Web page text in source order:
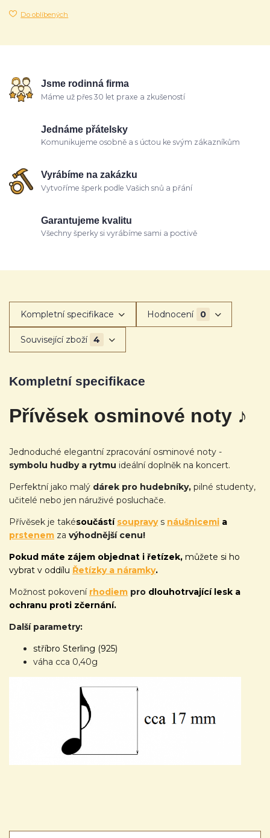
Do oblíbených
Jsme rodinná firma
Máme už přes 30 let praxe a zkušeností
Jednáme přátelsky
Komunikujeme osobně a s úctou ke svým zákazníkům
Vyrábíme na zakázku
Vytvoříme šperk podle Vašich snů a přání
Garantujeme kvalitu
Všechny šperky si vyrábíme sami a poctivě
Kompletní specifikace Hodnocení 0
Související zboží 4
Kompletní specifikace
Přívěsek osminové noty ♪
Jednoduché elegantní zpracování osminové noty -
symbolu hudby a rytmu ideální doplněk na koncert.
Perfektní jako malý dárek pro hudebníky, pilné studenty,
učitelé nebo jen náruživé posluchače.
Přívěsek je takésoučástí soupravys náušnicemi a
prstenem za výhodnější cenu!
Pokud máte zájem objednat i řetízek, můžete si ho
vybrat v oddílu Řetízky a náramky.
Možnost pokovení rhodiem pro dlouhotrvající lesk a
ochranu proti zčernání.
Další parametry:
stříbro Sterling (925)
váha cca 0,40g